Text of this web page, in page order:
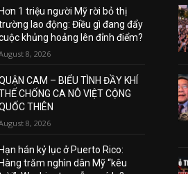
Hơn 1 triệu người Mỹ rời bỏ thị
lao động: Điều gì đang đẩy
khủng hoảng lên đỉnh điểm?
8, 2026
CAM – BIỂU TÌNH ĐẦY KHÍ
CHỐNG CA NÔ VIỆT CỘNG
THIÊN
8, 2026
Hạn hán kỷ lục ở Puerto Rico:
Hàng trăm nghìn dân Mỹ “kêu